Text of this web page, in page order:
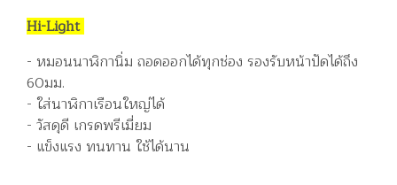
Hi-Light
- หมอนนาฬิกานิ่ม ถอดออกได้ทุกช่อง รองรับหน้าปัดได้ถึง
60มม.
- ใส่นาฬิกาเรือนใหญ่ได้
- วัสดุดี เกรดพรีเมี่ยม
- แข็งแรง ทนทาน ใช้ได้นาน